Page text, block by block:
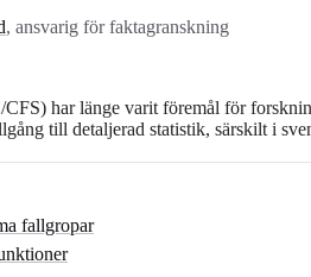
, ansvarig för faktagranskning
har länge varit föremål för
till detaljerad statistik, särskilt i
fallgropar